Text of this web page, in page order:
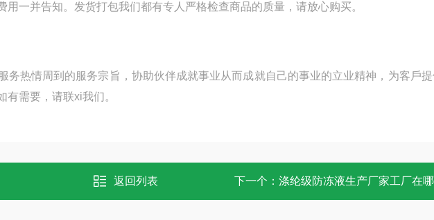
一并告知。发货打包我们都有专人严格检查商品的质量，请放心购买。
热情周到的服务宗旨，协助伙伴成就事业从而成就自己的事业的立业精神，为客戶
需要，请联xi我们。
返回列表 下一个： 涤纶级防冻液生产厂家工厂在